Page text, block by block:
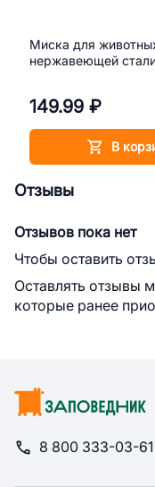
Миска для
нержавеющей
149.99 ₽
В
Отзывы
Отзывов пока нет
Чтобы оставить
Оставлять отзывы
которые ранее
8 800 333-03-61